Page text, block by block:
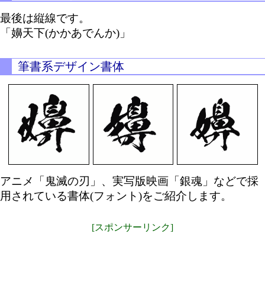
最後は縦線です。
「嬶天下(かかあでんか)」
筆書系デザイン書体
アニメ「鬼滅の刃」、実写版映画「銀魂」などで採
用されている書体(フォント)をご紹介します。
[スポンサーリンク]